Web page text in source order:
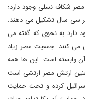
شکاف نسلی وجود دارد؛
سی سال تشکیل می دهند.
دارد به نحوی که گفته می
می کنند. جمعیت مصر زیاد
وابسته است. این ها همه
ارتش مصر ارتشی است
کرده و تحت حمایت